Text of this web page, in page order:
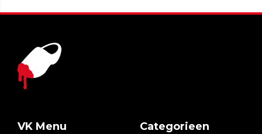
VK Menu Categorieen